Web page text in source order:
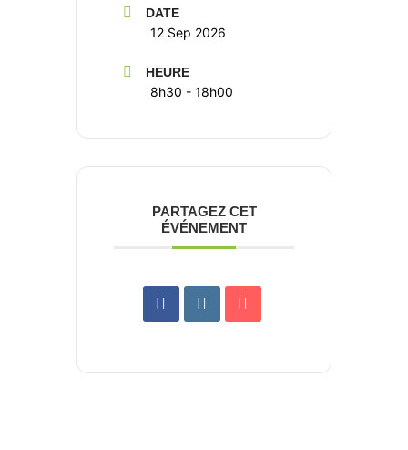
DATE
12 Sep 2026
HEURE
8h30 - 18h00
PARTAGEZ CET
ÉVÉNEMENT